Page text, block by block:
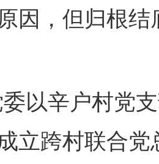
因，但归根
辛户村党支
立跨村联合